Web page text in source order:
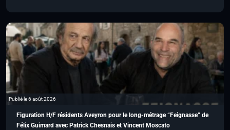
Publié le 6 août 2026
Figuration H/F résidents Aveyron pour le long-métrage “Feignasse” de
Félix Guimard avec Patrick Chesnais et Vincent Moscato